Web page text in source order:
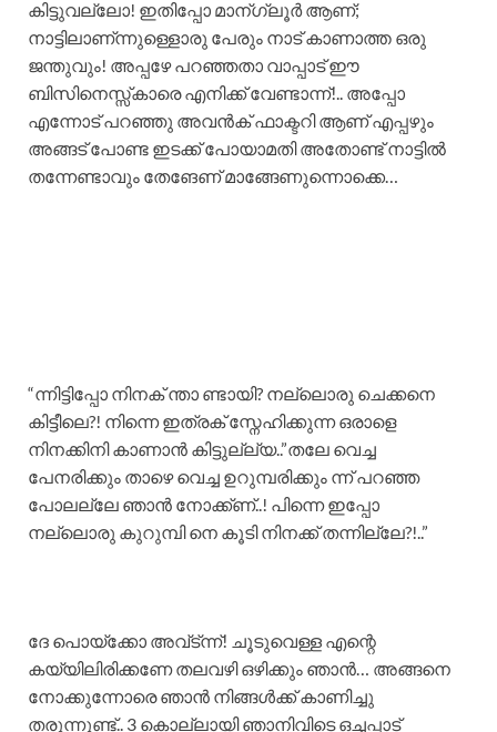
കിട്ടുവല്ലോ! ഇതിപ്പോ മാന്ഗ്ലൂർ ആണ്;
നാട്ടിലാണ്ന്നുള്ളൊരു പേരും നാട് കാണാത്ത ഒരു
ജന്തുവും! അപ്പഴേ പറഞ്ഞതാ വാപ്പാട് ഈ
ബിസിനെസ്സ്കാരെ എനിക്ക് വേണ്ടാന്ന്!.. അപ്പോ
എന്നോട് പറഞ്ഞു അവൻക് ഫാക്ടറി ആണ് എപ്പഴും
അങ്ങട് പോണ്ട ഇടക്ക് പോയാമതി അതോണ്ട് നാട്ടിൽ
തന്നേണ്ടാവും തേങേണ് മാങ്ങേണുന്നൊക്കെ…
“ന്നിട്ടിപ്പോ നിനക് ന്താ ണ്ടായി? നല്ലൊരു ചെക്കനെ
കിട്ടീലെ?! നിന്നെ ഇത്രക് സ്നേഹിക്കുന്ന ഒരാളെ
നിനക്കിനി കാണാൻ കിട്ടുല്ല്യ..”തലേ വെച്ച
പേനരിക്കും താഴെ വെച്ച ഉറുമ്പരിക്കും ന്ന് പറഞ്ഞ
പോലല്ലേ ഞാൻ നോക്ക്ണ്..! പിന്നെ ഇപ്പോ
നല്ലൊരു കുറുമ്പി നെ കൂടി നിനക്ക് തന്നില്ലേ?!..”
ദേ പൊയ്ക്കോ അവ്ട്ന്ന്! ചൂടുവെള്ള എന്റെ
കയ്യിലിരിക്കണേ തലവഴി ഒഴിക്കും ഞാൻ… അങ്ങനെ
നോക്കുന്നോരെ ഞാൻ നിങ്ങൾക്ക് കാണിച്ചു
തരുന്നുണ്ട്.. 3 കൊല്ലായി ഞാനിവിടെ ഒച്ചപ്പാട്